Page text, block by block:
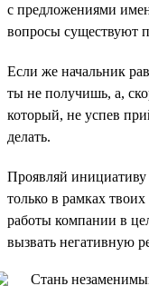
с предложениями
вопросы существуют
Если же начальник
ты не получишь, а,
который, не успев
делать.
Проявляй
только в рамках
работы компании в
вызвать негативную